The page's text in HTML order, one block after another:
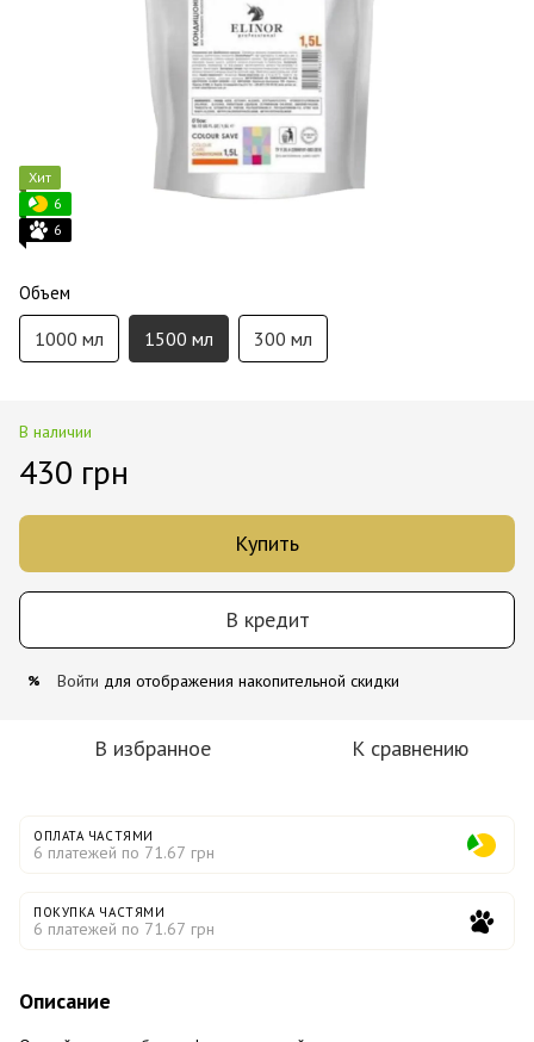
Хит
6
6
Объем
1000 мл 1500 мл 300 мл
В наличии
430 грн
Купить
В кредит
% Войти для отображения накопительной скидки
В избранное К сравнению
ОПЛАТА ЧАСТЯМИ
6 платежей по 71.67 грн
ПОКУПКА ЧАСТЯМИ
6 платежей по 71.67 грн
Описание